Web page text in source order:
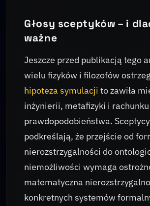
Głosy sceptyków – i
ważne
Jeszcze przed publikacją tego
wielu fizyków i filozofów
hipoteza symulacji to zawiła
inżynierii, metafizyki i rachunku
prawdopodobieństwa. Sceptycy
podkreślają, że przejście od
nierozstrzygalności do
niemożliwości wymaga
matematyczna
konkretnych systemów